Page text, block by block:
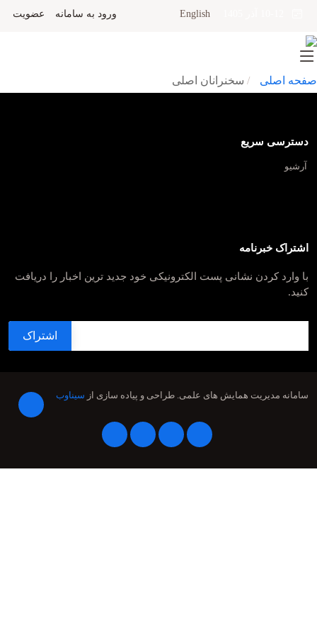
English ورود به سامانه عضویت
صفحه اصلی سخنرانان اصلی
دسترسی سریع
آرشیو
اشتراک خبرنامه
با وارد کردن نشانی پست الکترونیکی خود جدید ترین اخبار را دریافت
کنید.
سامانه مدیریت همایش های علمی. طراحی و پیاده سازی از سیناوب